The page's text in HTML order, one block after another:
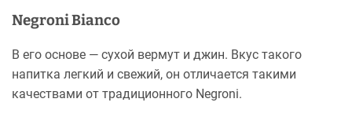
Negroni Bianco
В его основе — сухой вермут и джин. Вкус такого
напитка легкий и свежий, он отличается такими
качествами от традиционного Negroni.